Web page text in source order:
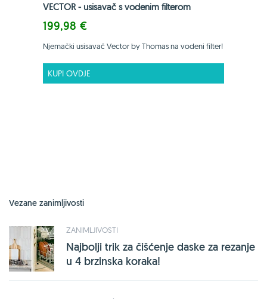
VECTOR - usisavač s vodenim filterom
199,98 €
Njemački usisavač Vector by Thomas na vodeni filter!
KUPI OVDJE
Vezane zanimljivosti
ZANIMLJIVOSTI
Najbolji trik za čišćenje daske za rezanje
u 4 brzinska koraka!